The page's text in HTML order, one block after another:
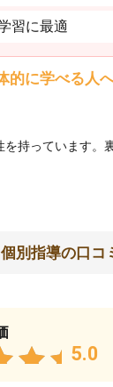
習に最適
的に学べる人
持っています
別指導の口コ
5.0